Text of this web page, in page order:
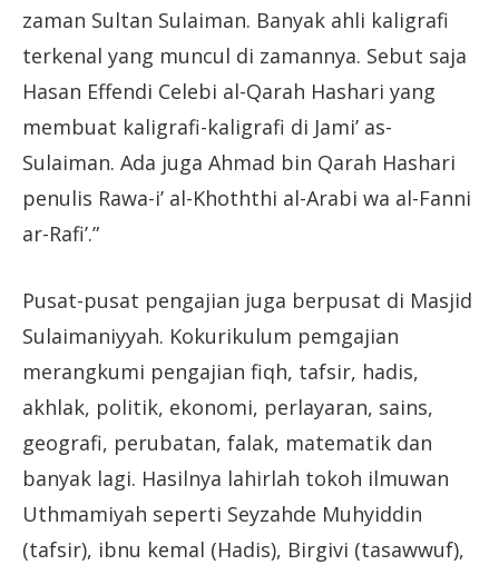
zaman Sultan Sulaiman. Banyak ahli kaligrafi
terkenal yang muncul di zamannya. Sebut saja
Hasan Effendi Celebi al-Qarah Hashari yang
membuat kaligrafi-kaligrafi di Jami’ as-
Sulaiman. Ada juga Ahmad bin Qarah Hashari
penulis Rawa-i’ al-Khoththi al-Arabi wa al-Fanni
ar-Rafi’.”
Pusat-pusat pengajian juga berpusat di Masjid
Sulaimaniyyah. Kokurikulum pemgajian
merangkumi pengajian fiqh, tafsir, hadis,
akhlak, politik, ekonomi, perlayaran, sains,
geografi, perubatan, falak, matematik dan
banyak lagi. Hasilnya lahirlah tokoh ilmuwan
Uthmamiyah seperti Seyzahde Muhyiddin
(tafsir), ibnu kemal (Hadis), Birgivi (tasawwuf),